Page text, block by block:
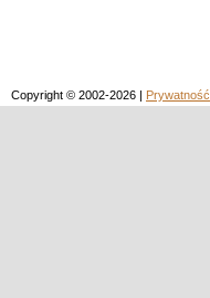
Copyright © 2002-2026 | Prywatność